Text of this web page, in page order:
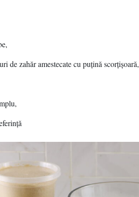
de zahăr amestecate cu puţină scorţişoară,